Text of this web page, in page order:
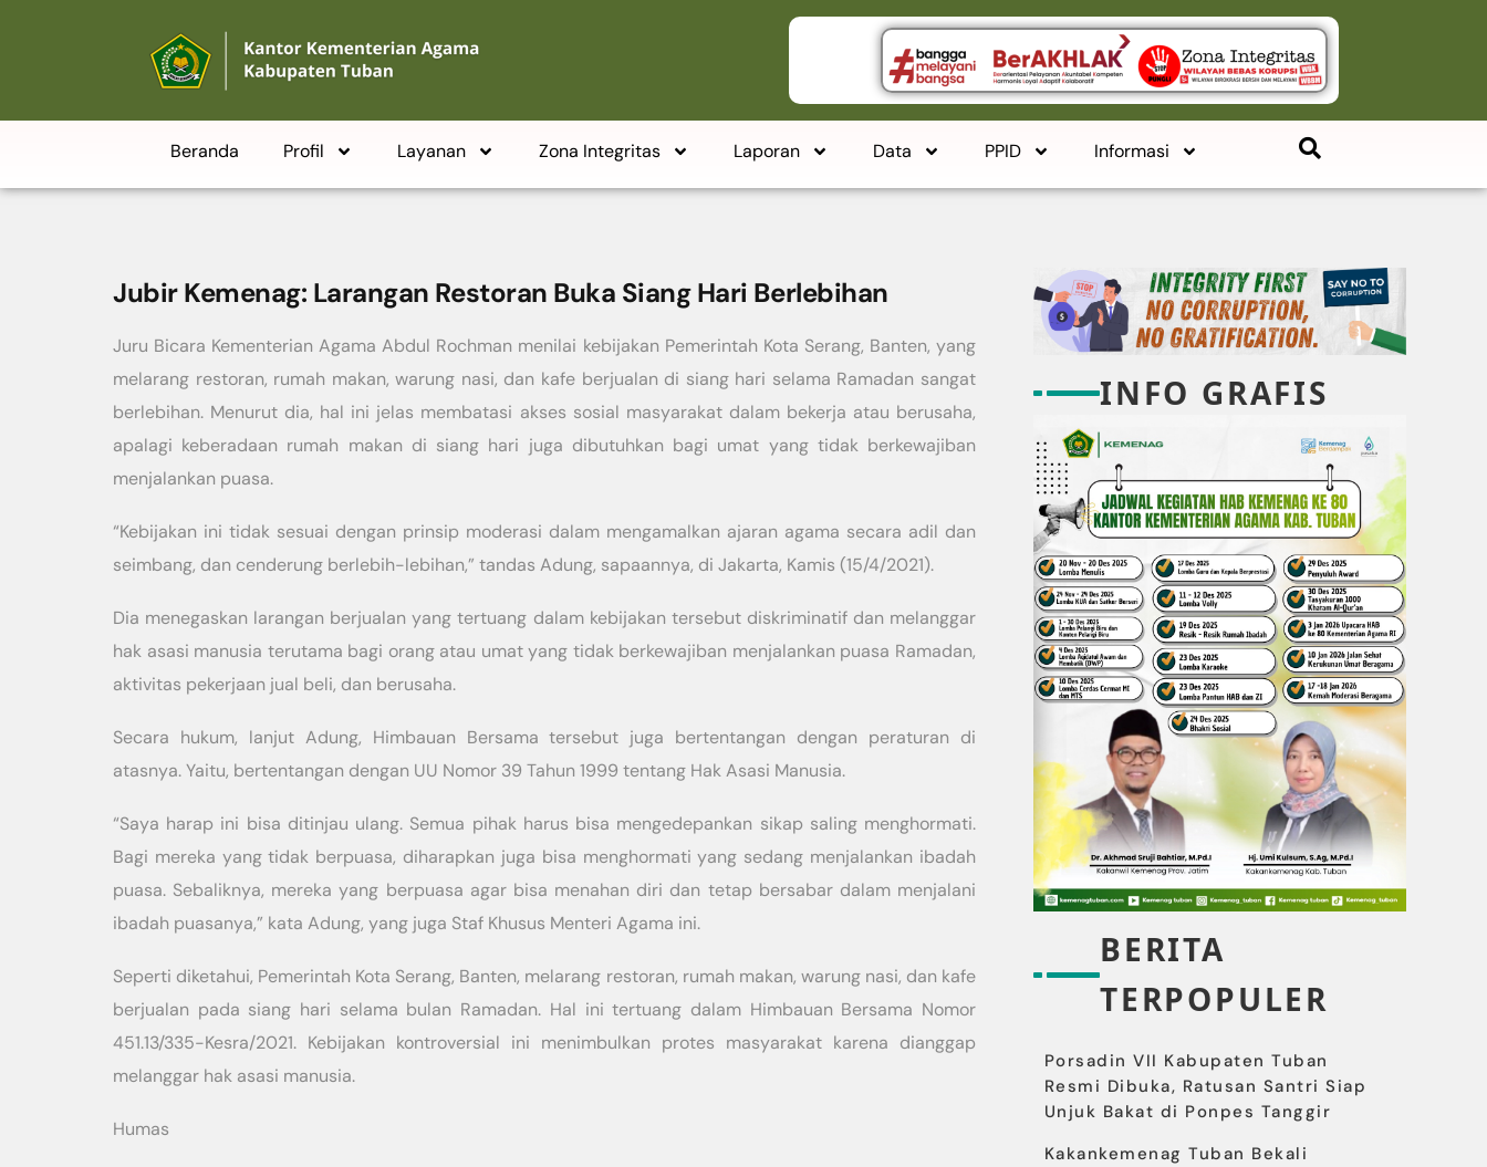
Beranda Profil Layanan Zona Integritas Laporan Data PPID Informasi
Jubir Kemenag: Larangan Restoran Buka Siang Hari Berlebihan
Juru Bicara Kementerian Agama Abdul Rochman menilai kebijakan Pemerintah Kota Serang, Banten, yang
melarang restoran, rumah makan, warung nasi, dan kafe berjualan di siang hari selama Ramadan sangat
berlebihan. Menurut dia, hal ini jelas membatasi akses sosial masyarakat dalam bekerja atau berusaha,
apalagi keberadaan rumah makan di siang hari juga dibutuhkan bagi umat yang tidak berkewajiban
menjalankan puasa.
“Kebijakan ini tidak sesuai dengan prinsip moderasi dalam mengamalkan ajaran agama secara adil dan
seimbang, dan cenderung berlebih-lebihan,” tandas Adung, sapaannya, di Jakarta, Kamis (15/4/2021).
Dia menegaskan larangan berjualan yang tertuang dalam kebijakan tersebut diskriminatif dan melanggar
hak asasi manusia terutama bagi orang atau umat yang tidak berkewajiban menjalankan puasa Ramadan,
aktivitas pekerjaan jual beli, dan berusaha.
Secara hukum, lanjut Adung, Himbauan Bersama tersebut juga bertentangan dengan peraturan di
atasnya. Yaitu, bertentangan dengan UU Nomor 39 Tahun 1999 tentang Hak Asasi Manusia.
“Saya harap ini bisa ditinjau ulang. Semua pihak harus bisa mengedepankan sikap saling menghormati.
Bagi mereka yang tidak berpuasa, diharapkan juga bisa menghormati yang sedang menjalankan ibadah
puasa. Sebaliknya, mereka yang berpuasa agar bisa menahan diri dan tetap bersabar dalam menjalani
ibadah puasanya,” kata Adung, yang juga Staf Khusus Menteri Agama ini.
Seperti diketahui, Pemerintah Kota Serang, Banten, melarang restoran, rumah makan, warung nasi, dan kafe
berjualan pada siang hari selama bulan Ramadan. Hal ini tertuang dalam Himbauan Bersama Nomor
451.13/335-Kesra/2021. Kebijakan kontroversial ini menimbulkan protes masyarakat karena dianggap
melanggar hak asasi manusia.
Humas
INFO GRAFIS
BERITA
TERPOPULER
Porsadin VII Kabupaten Tuban
Resmi Dibuka, Ratusan Santri Siap
Unjuk Bakat di Ponpes Tanggir
Kakankemenag Tuban Bekali